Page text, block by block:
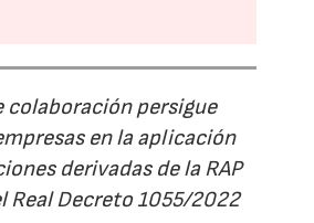
colaboración persigue
en la aplicación
derivadas de la RAP
Real Decreto 1055/2022